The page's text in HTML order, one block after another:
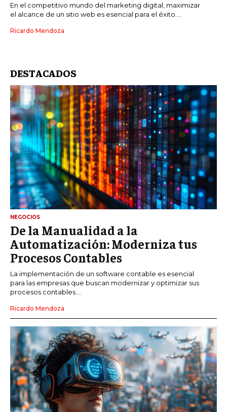
En el competitivo mundo del marketing digital, maximizar
el alcance de un sitio web es esencial para el éxito....
Ricardo Mendoza
DESTACADOS
NEGOCIOS
De la Manualidad a la
Automatización: Moderniza tus
Procesos Contables
La implementación de un software contable es esencial
para las empresas que buscan modernizar y optimizar sus
procesos contables....
Ricardo Mendoza